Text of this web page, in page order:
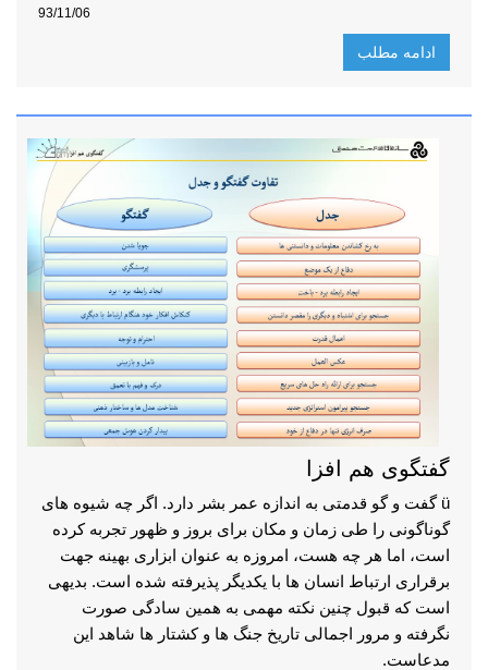
93/11/06
ادامه مطلب
گفتگوی هم افزا
ü گفت و گو قدمتی به اندازه عمر بشر دارد. اگر چه شیوه های
گوناگونی را طی زمان و مکان برای بروز و ظهور تجربه کرده
است، اما هر چه هست، امروزه به عنوان ابزاری بهینه جهت
برقراری ارتباط انسان ها با یکدیگر پذیرفته شده است. بدیهی
است که قبول چنین نکته مهمی به همین سادگی صورت
نگرفته و مرور اجمالی تاریخ جنگ ها و کشتار ها شاهد این
مدعاست.